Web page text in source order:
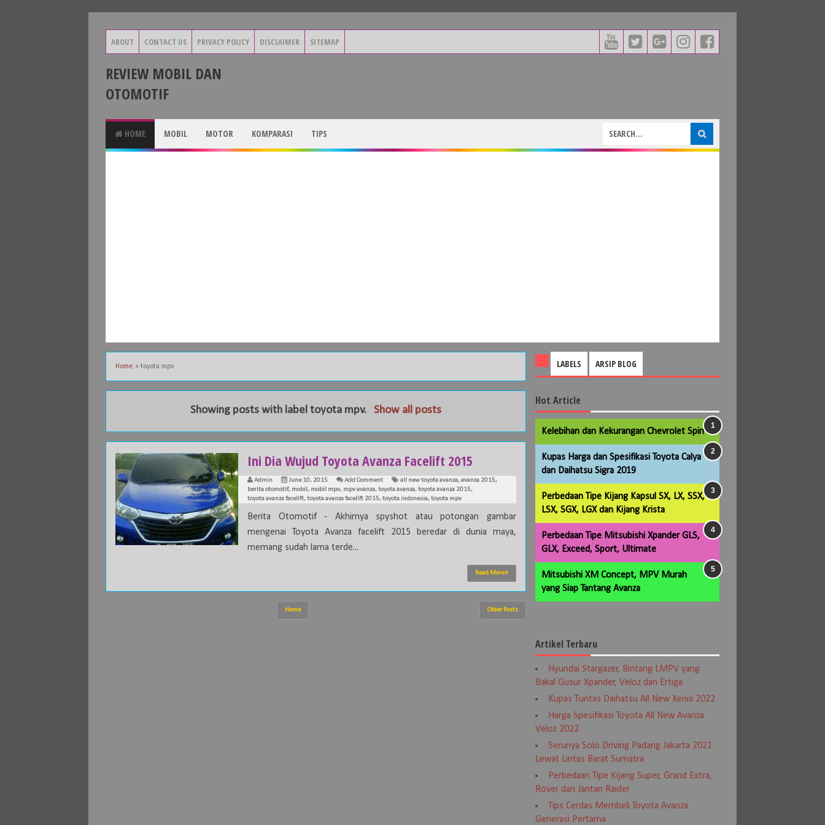
ABOUT CONTACT US PRIVACY POLICY DISCLAIMER SITEMAP
REVIEW MOBIL DAN
OTOMOTIF
HOME MOBIL MOTOR KOMPARASI TIPS
Home » toyota mpv
Showing posts with labeltoyota mpv. Show all posts
Ini Dia Wujud Toyota Avanza Facelift 2015
Admin June 10, 2015 Add Comment all new toyota avanza,avanza 2015,
berita otomotif, mobil , mobil mpv, mpv avanza,toyota avanza,toyota avanza 2015,
toyota avanza facelift,toyota avanza facelift 2015,toyota indonesia,toyota mpv
Berita Otomotif - Akhirnya spyshot atau potongan gambar
mengenai Toyota Avanza facelift 2015 beredar di dunia maya,
memang sudah lama terde...
Read More
Older Posts
Home
LABELS ARSIP BLOG
Hot Article
Kelebihan dan Kekurangan Chevrolet Spin
Kupas Harga dan Spesifikasi Toyota Calya
dan Daihatsu Sigra 2019
Perbedaan Tipe Kijang Kapsul SX, LX, SSX,
LSX, SGX, LGX dan Kijang Krista
Perbedaan Tipe Mitsubishi Xpander GLS,
GLX, Exceed, Sport, Ultimate
Mitsubishi XM Concept, MPV Murah
yang Siap Tantang Avanza
Artikel Terbaru
Hyundai Stargazer, Bintang LMPV yang
Bakal Gusur Xpander, Veloz dan Ertiga
Kupas Tuntas Daihatsu All New Xenia 2022
Harga Spesifikasi Toyota All New Avanza
Veloz 2022
Serunya Solo Driving Padang Jakarta 2021
Lewat Lintas Barat Sumatra
Perbedaan Tipe Kijang Super, Grand Extra,
Rover dan Jantan Raider
Tips Cerdas Membeli Toyota Avanza
Generasi Pertama